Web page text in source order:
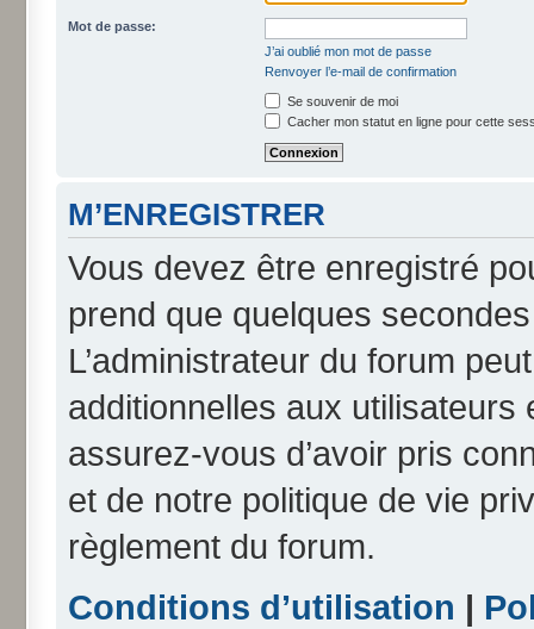
Mot de passe:
J’ai oublié mon mot de passe
Renvoyer l’e-mail de confirmation
Se souvenir de moi
Cacher mon statut en ligne pour cette
M’ENREGISTRER
Vous devez être enregistré
prend que quelques
L’administrateur du forum
additionnelles aux
assurez-vous d’avoir pris
et de notre politique de vie
règlement du forum.
Conditions d’utilisation |